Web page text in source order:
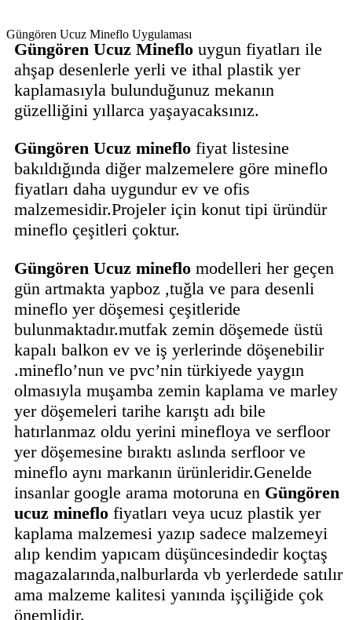
Güngören Ucuz Mineflo Uygulaması
Güngören Ucuz Mineflo uygun fiyatları ile
ahşap desenlerle yerli ve ithal plastik yer
kaplamasıyla bulunduğunuz mekanın
güzelliğini yıllarca yaşayacaksınız.
Güngören Ucuz mineflo fiyat listesine
bakıldığında diğer malzemelere göre mineflo
fiyatları daha uygundur ev ve ofis
malzemesidir.Projeler için konut tipi üründür
mineflo çeşitleri çoktur.
Güngören Ucuz mineflo modelleri her geçen
gün artmakta yapboz ,tuğla ve para desenli
mineflo yer döşemesi çeşitleride
bulunmaktadır.mutfak zemin döşemede üstü
kapalı balkon ev ve iş yerlerinde döşenebilir
.mineflo’nun ve pvc’nin türkiyede yaygın
olmasıyla muşamba zemin kaplama ve marley
yer döşemeleri tarihe karıştı adı bile
hatırlanmaz oldu yerini minefloya ve serfloor
yer döşemesine bıraktı aslında serfloor ve
mineflo aynı markanın ürünleridir.Genelde
insanlar google arama motoruna en Güngören
ucuz mineflo fiyatları veya ucuz plastik yer
kaplama malzemesi yazıp sadece malzemeyi
alıp kendim yapıcam düşüncesindedir koçtaş
magazalarında,nalburlarda vb yerlerdede satılır
ama malzeme kalitesi yanında işçiliğide çok
önemlidir.